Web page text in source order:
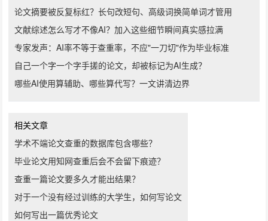
论文摘要被反复标红？长句改短句、高级词换简单词才管用
文献综述怎么写才不像AI？加入这些细节瞬间真实感拉满
专家发声：AI率不等于查重率，不应"一刀切"作为毕业标准
自己一个字一个字手搓的论文，却被标记为AI生成？
哪些AI使用算辅助、哪些算代写？一文讲清边界
相关文章
学术不端论文查重的数据库包含哪些？
毕业论文用知网查重后会不会留下痕迹？
查重一篇论文要多久才能出结果？
对于一个没有经过训练的大学生，如何写论文
如何写出一篇优秀论文